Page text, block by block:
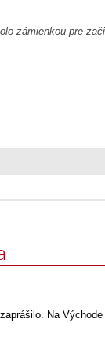
zámienkou pre
Na